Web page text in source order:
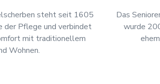
steht seit 1605
der Pflege und verbindet
mit traditionellem
Wohnen.
Das
wurde